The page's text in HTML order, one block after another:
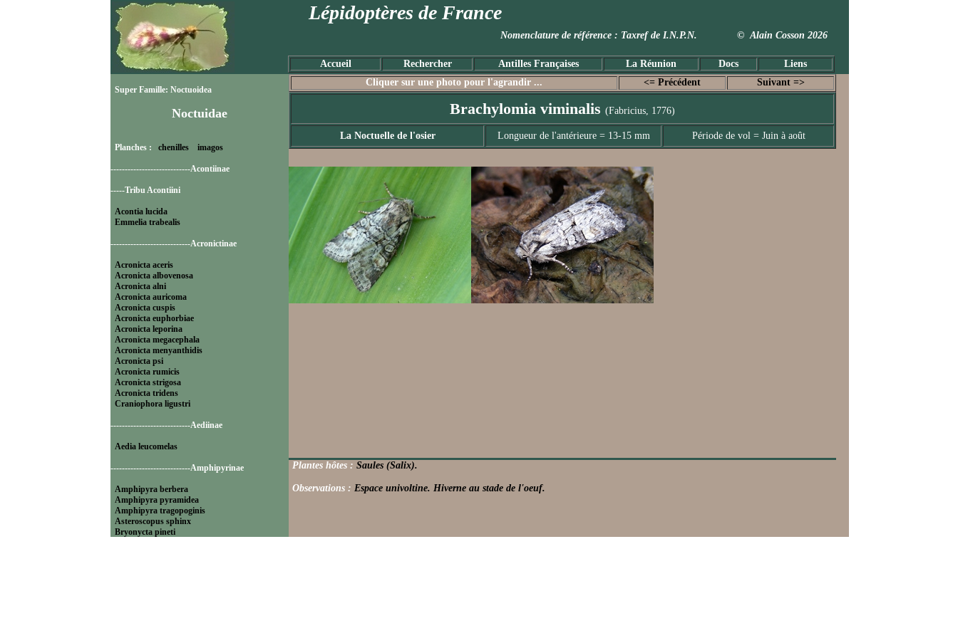
Lépidoptères de France
Nomenclature de référence : Taxref de I.N.P.N. © Alain Cosson 2026
Accueil Rechercher Antilles Françaises La Réunion Docs Liens
Super Famille: Noctuoidea
Noctuidae
Planches : chenilles imagos
----------------------------Acontiinae
-----Tribu Acontiini
Acontia lucida
Emmelia trabealis
----------------------------Acronictinae
Acronicta aceris
Acronicta albovenosa
Acronicta alni
Acronicta auricoma
Acronicta cuspis
Acronicta euphorbiae
Acronicta leporina
Acronicta megacephala
Acronicta menyanthidis
Acronicta psi
Acronicta rumicis
Acronicta strigosa
Acronicta tridens
Craniophora ligustri
----------------------------Aediinae
Aedia leucomelas
----------------------------Amphipyrinae
Amphipyra berbera
Amphipyra pyramidea
Amphipyra tragopoginis
Asteroscopus sphinx
Bryonycta pineti
Cliquer sur une photo pour l'agrandir ... <= Précédent Suivant =>
Brachylomia viminalis (Fabricius, 1776)
La Noctuelle de l'osier Longueur de l'antérieure = 13-15 mm Période de vol = Juin à août
Plantes hôtes : Saules (Salix).
Observations : Espace univoltine. Hiverne au stade de l'oeuf.